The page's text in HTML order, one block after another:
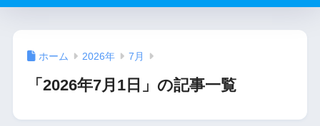
ホーム 2026年 7月
「2026年7月1日」の記事一覧